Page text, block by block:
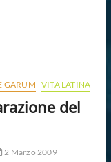
GARUM VITA LATINA
del
2 Marzo 2009